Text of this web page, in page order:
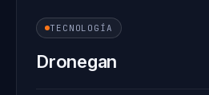
TECNOLOGÍA
Dronegan